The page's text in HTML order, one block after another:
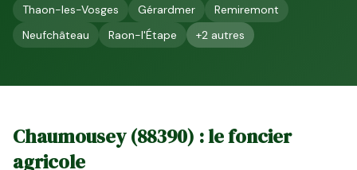
Thaon-les-Vosges
Gérardmer
Remiremont
Neufchâteau
Raon-l'Étape +2 autres
Chaumousey(88390) : le foncier
agricole